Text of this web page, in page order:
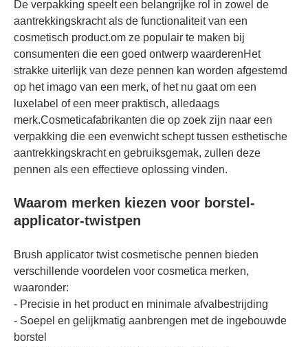
De verpakking speelt een belangrijke rol in zowel de
aantrekkingskracht als de functionaliteit van een
cosmetisch product.om ze populair te maken bij
consumenten die een goed ontwerp waarderenHet
strakke uiterlijk van deze pennen kan worden afgestemd
op het imago van een merk, of het nu gaat om een
luxelabel of een meer praktisch, alledaags
merk.Cosmeticafabrikanten die op zoek zijn naar een
verpakking die een evenwicht schept tussen esthetische
aantrekkingskracht en gebruiksgemak, zullen deze
pennen als een effectieve oplossing vinden.
Waarom merken kiezen voor borstel-
applicator-twistpen
Brush applicator twist cosmetische pennen bieden
verschillende voordelen voor cosmetica merken,
waaronder:
- Precisie in het product en minimale afvalbestrijding
- Soepel en gelijkmatig aanbrengen met de ingebouwde
borstel